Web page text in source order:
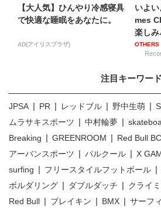
【大人気】ひんやり冷感寝具
で快適な睡眠をあなたに。
AD(アイリスプラザ)
いよ
mes
楽しみ
OTHERS
注目キーワード
JPSA PR レッドブル 野中生萌
ムラサキスポーツ
中村輪夢
Breaking
GREENROOM
Red Bull
アーバンスポーツ
パルクール X
surfing
フリースタイルフットボール
ボルダリング
ダブルダッチ クライ
Red Bull
ブレイキン BMX サーフ